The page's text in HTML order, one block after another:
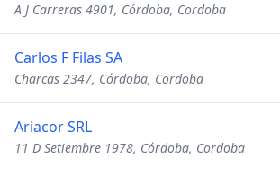
A J Carreras 4901, Córdoba, Cordoba
Carlos F Filas SA
Charcas 2347, Córdoba, Cordoba
Ariacor SRL
11 D Setiembre 1978, Córdoba, Cordoba